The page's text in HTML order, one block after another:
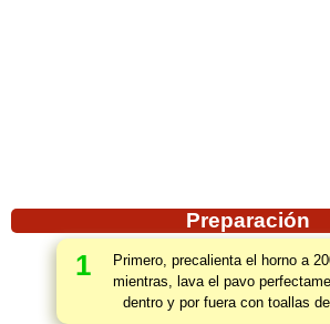
Preparación
1
Primero, precalienta el horno a
mientras, lava el pavo
dentro y por fuera con toallas